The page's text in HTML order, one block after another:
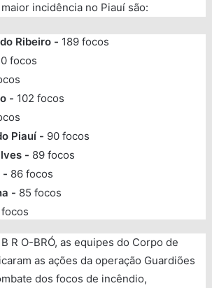
incidência no Piauí são:
Ribeiro - 189 focos
focos
- 102 focos
Piauí - 90 focos
- 89 focos
- 86 focos
- 85 focos
R O-BRÓ, as equipes do Corpo de
as ações da operação Guardiões
dos focos de incêndio,